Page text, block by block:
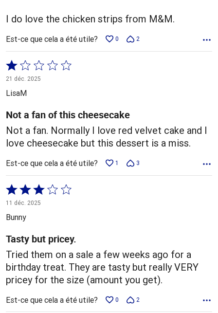
I do love the chicken strips from M&M.
Est-ce que cela a été utile? 0 2
Coté
1 sur
5
21 déc. 2025
LisaM
Not a fan of this cheesecake
Not a fan. Normally I love red velvet cake and I
love cheesecake but this dessert is a miss.
Est-ce que cela a été utile? 1 3
Coté
3 sur
5
11 déc. 2025
Bunny
Tasty but pricey.
Tried them on a sale a few weeks ago for a
birthday treat. They are tasty but really VERY
pricey for the size (amount you get).
Est-ce que cela a été utile? 0 2